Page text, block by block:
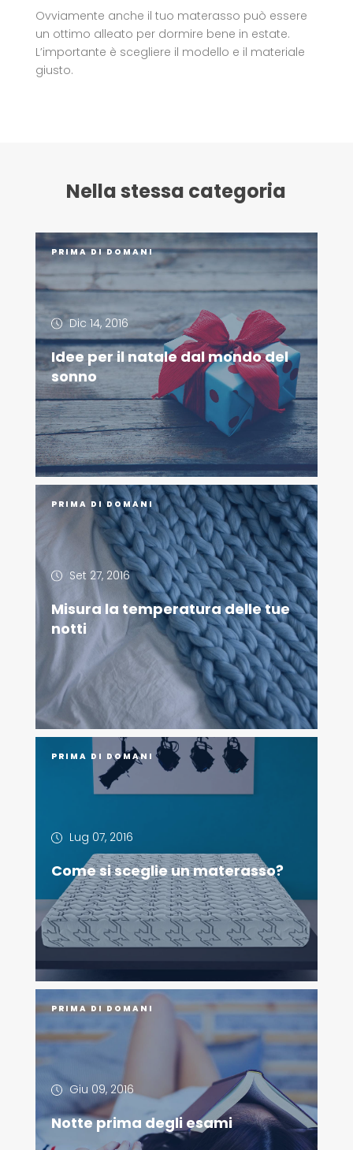
Ovviamente anche il tuo materasso può essere
un ottimo alleato per dormire bene in estate.
L’importante è scegliere il modello e il materiale
giusto.
Nella stessa categoria
PRIMA DI DOMANI
Dic 14, 2016
Idee per il natale dal mondo del
sonno
PRIMA DI DOMANI
Set 27, 2016
Misura la temperatura delle tue
notti
PRIMA DI DOMANI
Lug 07, 2016
Come si sceglie un materasso?
PRIMA DI DOMANI
Giu 09, 2016
Notte prima degli esami